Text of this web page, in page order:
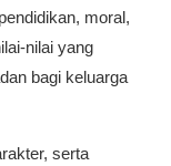
moral,
nilai yang
bagi keluarga
serta